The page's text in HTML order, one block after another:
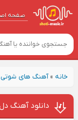
صفحه
خانه»آهنگ های شوتی
دانلود آهنگ